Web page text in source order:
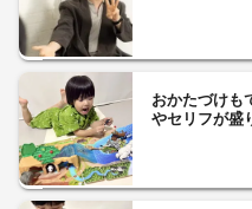
おかたづけも
やセリフが